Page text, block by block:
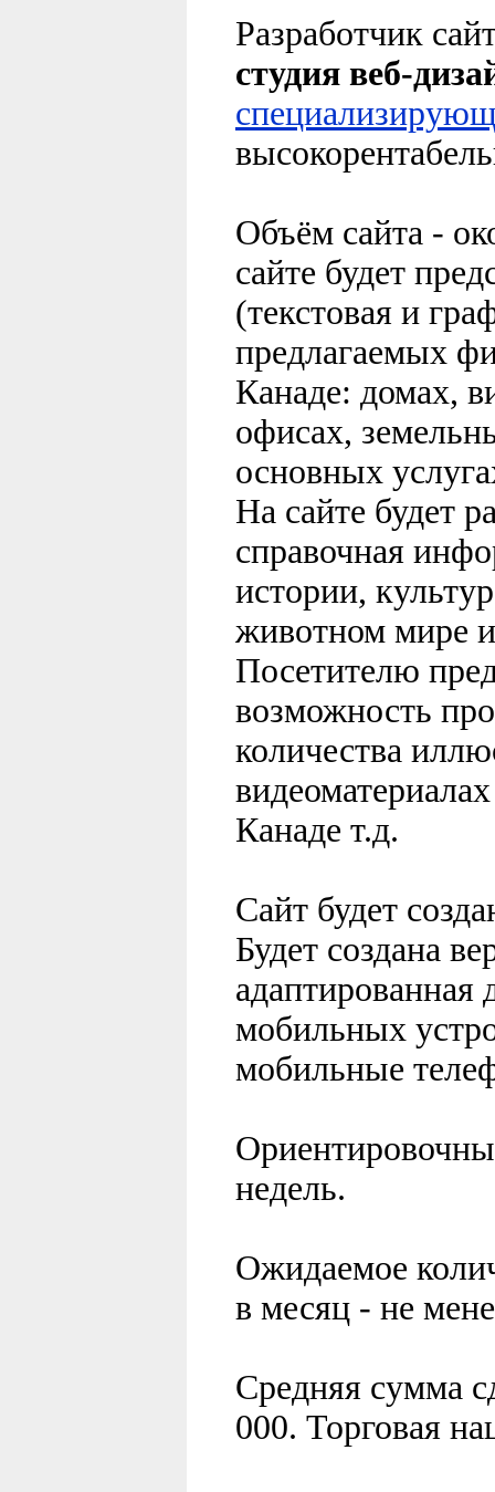
Разработчик
студия веб-
Объём сайта -
сайте будет
(текстовая и
предлагаемых
Канаде: домах,
офисах,
основных
На сайте будет
справочная
истории,
животном мире
Посетителю
возможность
количества
Канаде т.д.
Сайт будет
Будет создана
адаптированная
мобильных
мобильные
недель.
Ожидаемое
в месяц - не
Средняя сумма
000. Торговая